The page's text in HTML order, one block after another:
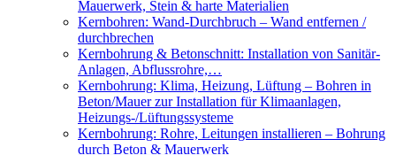
Mauerwerk, Stein & harte Materialien
Kernbohren: Wand-Durchbruch – Wand entfernen /
durchbrechen
Kernbohrung & Betonschnitt: Installation von Sanitär-
Anlagen, Abflussrohre,…
Kernbohrung: Klima, Heizung, Lüftung – Bohren in
Beton/Mauer zur Installation für Klimaanlagen,
Heizungs-/Lüftungssysteme
Kernbohrung: Rohre, Leitungen installieren – Bohrung
durch Beton & Mauerwerk